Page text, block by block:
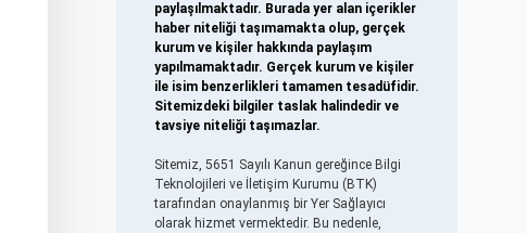
paylaşılmaktadır. Burada yer alan içerikler
haber niteliği taşımamakta olup, gerçek
kurum ve kişiler hakkında paylaşım
yapılmamaktadır. Gerçek kurum ve kişiler
ile isim benzerlikleri tamamen tesadüfidir.
Sitemizdeki bilgiler taslak halindedir ve
tavsiye niteliği taşımazlar.
Sitemiz, 5651 Sayılı Kanun gereğince Bilgi
Teknolojileri ve İletişim Kurumu (BTK)
tarafından onaylanmış bir Yer Sağlayıcı
olarak hizmet vermektedir. Bu nedenle,